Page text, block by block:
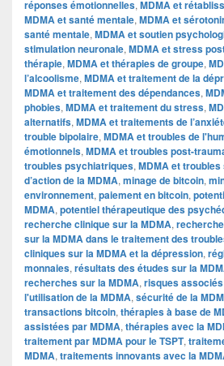
réponses émotionnelles, MDMA et
MDMA et santé mentale, MDMA et
santé mentale, MDMA et soutien
stimulation neuronale, MDMA et stress
thérapie, MDMA et thérapies de groupe,
l’alcoolisme, MDMA et traitement de la
MDMA et traitement des dépendances,
phobies, MDMA et traitement du stress,
alternatifs, MDMA et traitements de
trouble bipolaire, MDMA et troubles de
émotionnels, MDMA et troubles post-
troubles psychiatriques, MDMA et
d’action de la MDMA, minage de bitcoin,
environnement, paiement en bitcoin,
MDMA, potentiel thérapeutique des
recherche clinique sur la MDMA,
sur la MDMA dans le traitement des
cliniques sur la MDMA et la dépression,
monnaies, résultats des études sur la
recherches sur la MDMA, risques
l'utilisation de la MDMA, sécurité de la
transactions bitcoin, thérapies à base de
assistées par MDMA, thérapies avec la
traitement par MDMA pour le TSPT,
MDMA, traitements innovants avec la